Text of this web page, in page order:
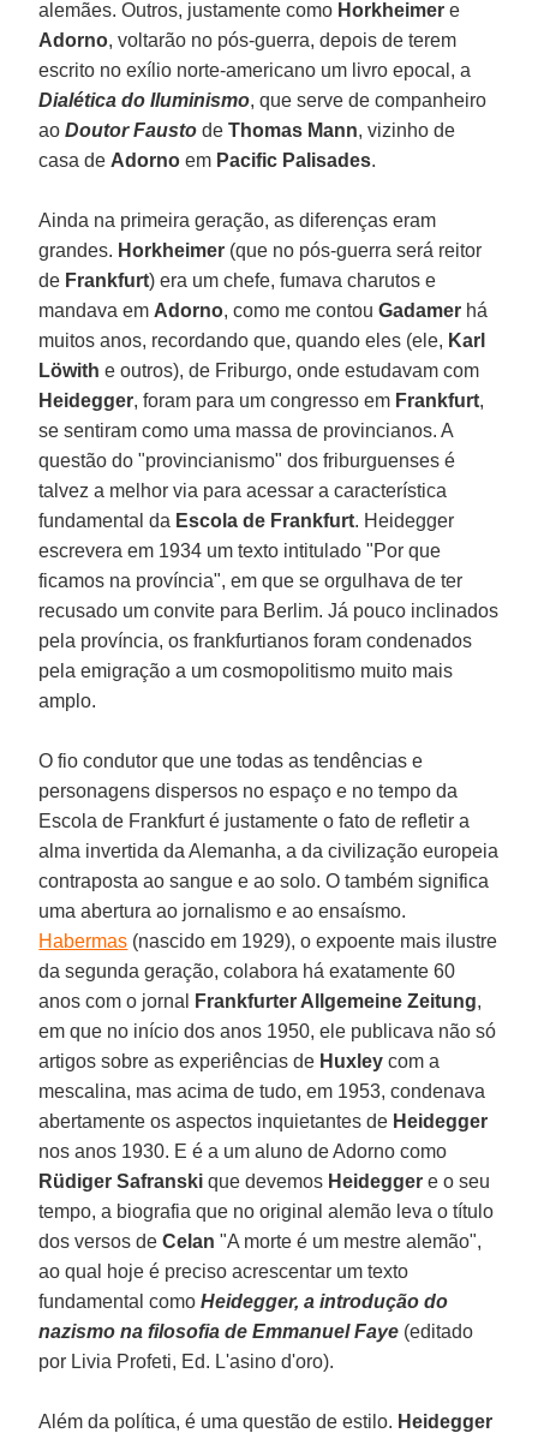
alemães. Outros, justamente como Horkheimere
Adorno, voltarão no pós-guerra, depois de terem
escrito no exílio norte-americano um livro epocal, a
Dialética do Iluminismo, que serve de companheiro
aoDoutor Fausto deThomas Mann, vizinho de
casa de Adornoem Pacific Palisades.
Ainda na primeira geração, as diferenças eram
grandes. Horkheimer (que no pós-guerra será reitor
de Frankfurt) era um chefe, fumava charutos e
mandava em Adorno, como me contouGadamer há
muitos anos, recordando que, quando eles (ele, Karl
Löwithe outros), de Friburgo, onde estudavam com
Heidegger, foram para um congresso em Frankfurt,
se sentiram como uma massa de provincianos. A
questão do "provincianismo" dos friburguenses é
talvez a melhor via para acessar a característica
fundamental da Escola de Frankfurt. Heidegger
escrevera em 1934 um texto intitulado "Por que
ficamos na província", em que se orgulhava de ter
recusado um convite para Berlim. Já pouco inclinados
pela província, os frankfurtianos foram condenados
pela emigração a um cosmopolitismo muito mais
amplo.
O fio condutor que une todas as tendências e
personagens dispersos no espaço e no tempo da
Escola de Frankfurt é justamente o fato de refletir a
alma invertida da Alemanha, a da civilização europeia
contraposta ao sangue e ao solo. O também significa
uma abertura ao jornalismo e ao ensaísmo.
Habermas (nascido em 1929), o expoente mais ilustre
da segunda geração, colabora há exatamente 60
anos com o jornal
Frankfurter Allgemeine Zeitung,
em que no início dos anos 1950, ele publicava não só
artigos sobre as experiências de Huxleycom a
mescalina, mas acima de tudo, em 1953, condenava
abertamente os aspectos inquietantes de Heidegger
nos anos 1930. E é a um aluno de Adorno como
Rüdiger Safranskique devemos Heideggere o seu
tempo, a biografia que no original alemão leva o título
dos versos deCelan"A morte é um mestre alemão",
ao qual hoje é preciso acrescentar um texto
fundamental comoHeidegger, a introdução do
nazismo na filosofia de Emmanuel Faye (editado
por Livia Profeti, Ed. L'asino d'oro).
Além da política, é uma questão de estilo. Heidegger